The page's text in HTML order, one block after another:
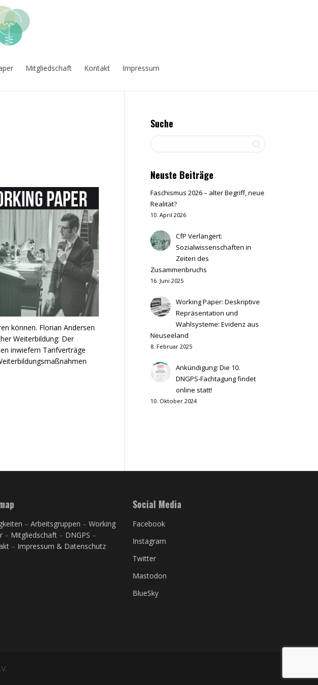
Mitgliedschaft Kontakt Impressum
können. Florian Andersen
Weiterbildung: Der
inwiefern Tarifverträge
Suche
Neuste Beiträge
Faschismus 2026 – alter Begriff, neue
Realität?
10. April 2026
CfP Verlängert:
Sozialwissenschaften in
Zeiten des
Zusammenbruchs
16. Juni 2025
Working Paper: Deskriptive
Repräsentation und
Wahlsysteme: Evidenz aus
Neuseeland
8. Februar 2025
Ankündigung: Die 10.
DNGPS-Fachtagung findet
online statt!
10. Oktober 2024
– Arbeitsgruppen – Working
– Mitgliedschaft – DNGPS –
– Impressum & Datenschutz
Social Media
Facebook
Instagram
Twitter
Mastodon
BlueSky